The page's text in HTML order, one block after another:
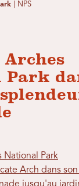
NPS
Park
National Park
Arch dans